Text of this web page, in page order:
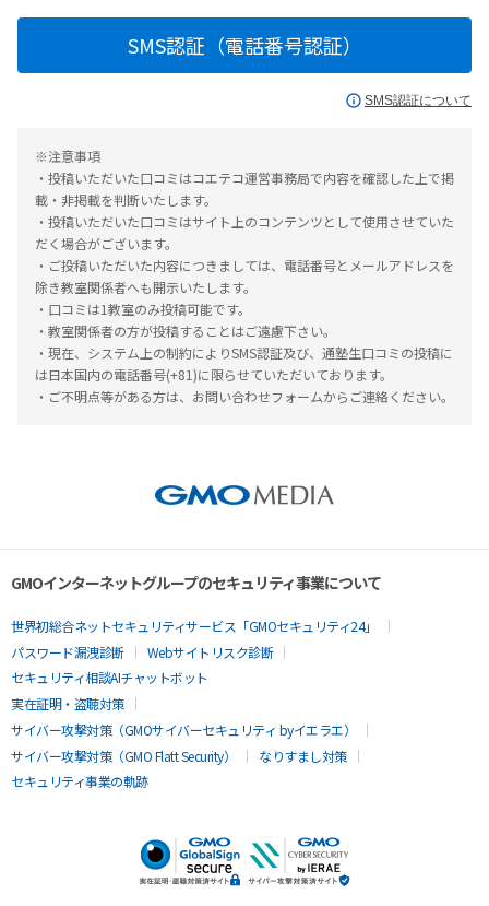
SMS認証（電話番号認証）
SMS認証について
※注意事項
・投稿いただいた口コミはコエテコ運営事務局で内容を確認した上で掲
載・非掲載を判断いたします。
・投稿いただいた口コミはサイト上のコンテンツとして使用させていた
だく場合がございます。
・ご投稿いただいた内容につきましては、電話番号とメールアドレスを
除き教室関係者へも開示いたします。
・口コミは1教室のみ投稿可能です。
・教室関係者の方が投稿することはご遠慮下さい。
・現在、システム上の制約によりSMS認証及び、通塾生口コミの投稿に
は日本国内の電話番号(+81)に限らせていただいております。
・ご不明点等がある方は、お問い合わせフォームからご連絡ください。
GMOインターネットグループのセキュリティ事業について
世界初総合ネットセキュリティサービス「GMOセキュリティ24」
パスワード漏洩診断
Webサイトリスク診断
セキュリティ相談AIチャットボット
実在証明・盗聴対策
サイバー攻撃対策（GMOサイバーセキュリティ byイエラエ）
サイバー攻撃対策（GMO Flatt Security）
なりすまし対策
セキュリティ事業の軌跡